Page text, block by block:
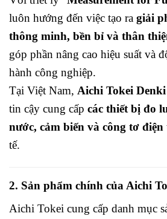
luôn hướng đến việc tạo ra giải
thông minh, bền bỉ và thân
góp phần nâng cao hiệu suất và
hành công nghiệp.
Tại Việt Nam, Aichi Tokei
tin cậy cung cấp các thiết bị đo
nước, cảm biến và công tơ điện
tế.
2. Sản phẩm chính của Aichi
Aichi Tokei cung cấp danh mục